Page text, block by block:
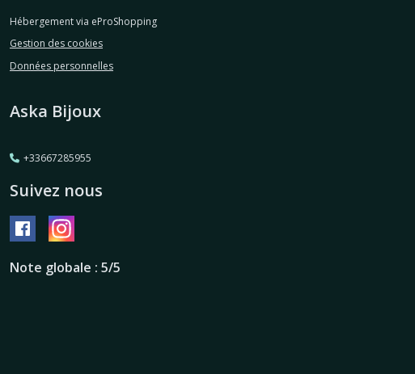
Hébergement via eProShopping
Gestion des cookies
Données personnelles
Aska Bijoux
+33667285955
Suivez nous
Note globale : 5/5